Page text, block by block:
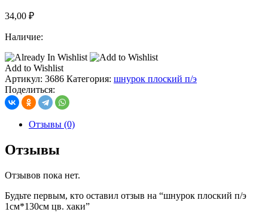
34,00 ₽
Наличие:
Add to Wishlist
Артикул: 3686 Категория: шнурок плоский п/э
Поделиться:
Отзывы (0)
Отзывы
Отзывов пока нет.
Будьте первым, кто оставил отзыв на “шнурок плоский п/э
1см*130см цв. хаки”